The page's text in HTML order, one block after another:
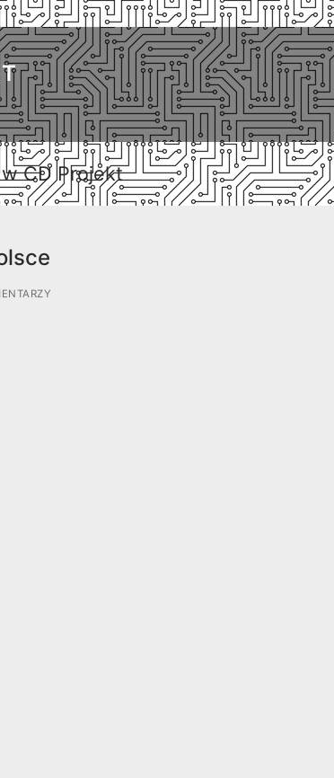
CD Projekt